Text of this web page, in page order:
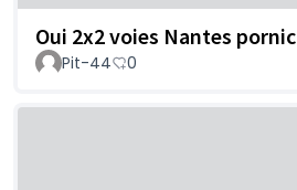
Oui 2x2 voies Nantes pornic
Pit-44 0